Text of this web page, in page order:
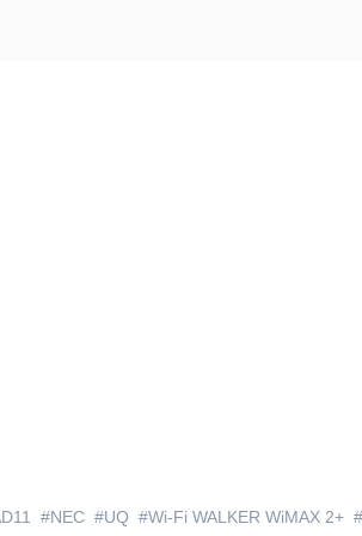
NEC UQ Wi-Fi WALKER WiMAX 2+